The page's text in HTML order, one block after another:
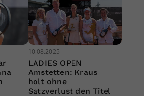
10.08.2025
LADIES OPEN
Amstetten: Kraus
holt ohne
Satzverlust den Titel